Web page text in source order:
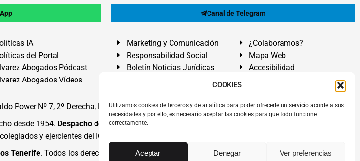
COOKIES
Utilizamos cookies de terceros y de analítica para poder ofrecerle un servicio acorde a sus
necesidades y por ello, es necesario aceptar las cookies para que todo funcione
correctamente.
Aceptar Denegar Ver preferencias
Canal de Telegram
IA
del Portal
Abogados Pódcast
Abogados Vídeos
Marketing y Comunicación
Responsabilidad Social
Boletín Noticias Jurídicas
¿Colaboramos?
Mapa Web
Accesibilidad
Power Nº 7, 2º Derecha, El Médano, Granadilla de Abona, Santa Cruz de Tenerife. Islas Canarias.
desde 1954. Despacho de Abogados El Médano
y ejercientes del ICATF.
Tenerife. Todos los derechos reservados.Álvarez Abogados ®y el logotipo son marca registrada.